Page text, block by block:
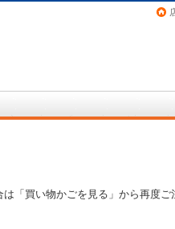
「買い物かごを見る」から再度ご